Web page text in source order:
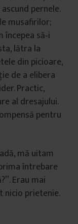
pernele.
musafirilor;
începea să‑i
lătra la
din picioare,
de a elibera
Practic,
al dresajului.
pentru
mă uitam
întrebare
Erau mai
nicio prietenie.